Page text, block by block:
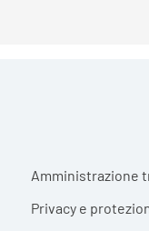
Footer
Amministrazione
Privacy e